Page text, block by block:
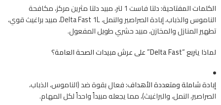
الكلمات المفتاحية:
دلتا فاست 1 لتر، مبيد دلتا مثرين مركز، مكافحة
الناموس والذباب، إبادة الصراصير والنمل، Delta Fast 1L، مبيد براغيث قوي،
تطهير المنازل والمخازن، مبيد حشري طويل المفعول.
لماذا يتربع “Delta Fast” على عرش مبيدات الصحة العامة؟
إبادة شاملة ومتعددة الأهداف:فعال بقوة ضد (الناموس، الذباب،
الصراصير، النمل، والبراغيث)، مما يجعله مبيداً واحداً لكل المهام.